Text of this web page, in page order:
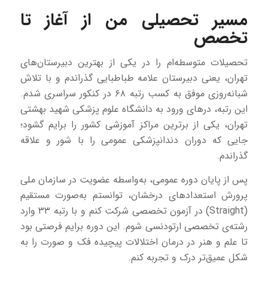
مسیر تحصیلی من از آغاز تا
تخصص
تحصیلات متوسطه‌ام را در یکی از بهترین دبیرستان‌های
تهران، یعنی دبیرستان علامه طباطبایی گذراندم و با تلاش
شبانه‌روزی موفق به کسب رتبه ۶۸ در کنکور سراسری شدم.
این رتبه، درهای ورود به دانشگاه علوم پزشکی شهید بهشتی
تهران، یکی از برترین مراکز آموزشی کشور را برایم گشود؛
جایی که دوران دندانپزشکی عمومی را با شور و علاقه
گذراندم.
پس از پایان دوره عمومی، به‌واسطه عضویت در سازمان ملی
پرورش استعدادهای درخشان، توانستم به‌صورت مستقیم
(Straight) در آزمون تخصصی شرکت کنم و با رتبه ۳۳ وارد
رشته‌ی تخصصی ارتودنسی شوم. این دوره برایم فرصتی بود
تا علم و هنر در درمان اختلالات پیچیده فک و صورت را به
شکل عمیق‌تر درک و تجربه کنم.